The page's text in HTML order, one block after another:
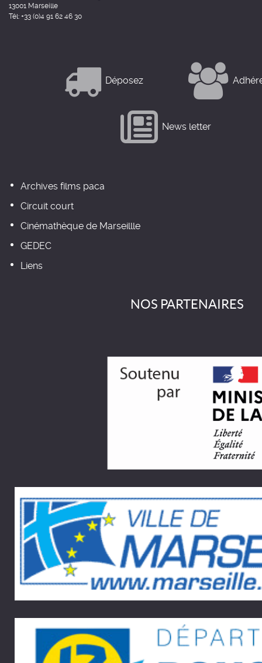
13001 Marseille
Tél: +33 (0)4 91 62 46 30
Déposez
News letter
Archives films paca
Circuit court
Cinémathèque de Marseillle
GEDEC
Liens
NOS PARTENAIRES